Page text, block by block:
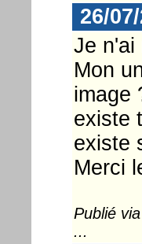
26/
Je n'ai
Mon
image
existe
existe
Merci
Publié
...